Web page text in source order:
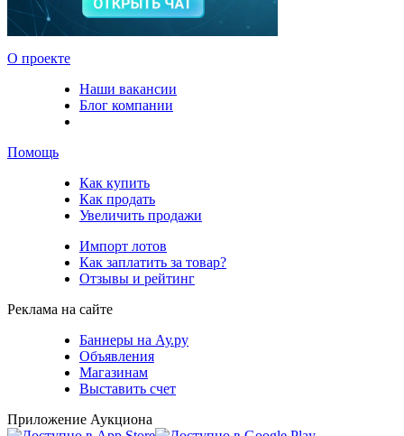
О проекте
Наши вакансии
Блог компании
Помощь
Как купить
Как продать
Увеличить продажи
Импорт лотов
Как заплатить за товар?
Отзывы и рейтинг
Реклама на сайте
Баннеры на Ау.ру
Объявления
Магазинам
Выставить счет
Приложение Аукциона